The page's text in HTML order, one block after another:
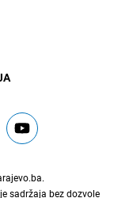
.
sadržaja bez dozvole